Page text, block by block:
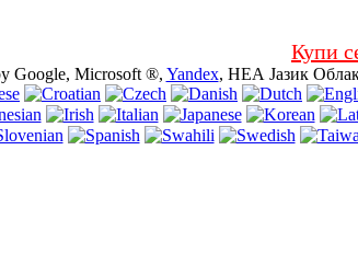
Купи
Google, Microsoft ®, Yandex, НЕА Јазик